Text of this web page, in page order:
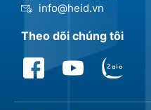
info@heid.vn
Theo dõi chúng tôi